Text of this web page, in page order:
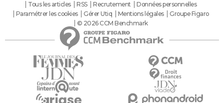
Tous les articles
RSS Recrutement
Données personnelles
Paramétrer les cookies
Gérer Utiq Mentions légales
Groupe Figaro
© 2026 CCM Benchmark